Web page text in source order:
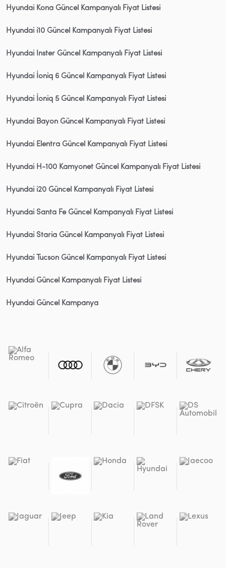
Hyundai Kona Güncel Kampanyalı Fiyat Listesi
Hyundai i10 Güncel Kampanyalı Fiyat Listesi
Hyundai Inster Güncel Kampanyalı Fiyat Listesi
Hyundai İoniq 6 Güncel Kampanyalı Fiyat Listesi
Hyundai İoniq 5 Güncel Kampanyalı Fiyat Listesi
Hyundai Bayon Güncel Kampanyalı Fiyat Listesi
Hyundai Elentra Güncel Kampanyalı Fiyat Listesi
Hyundai H-100 Kamyonet Güncel Kampanyalı Fiyat Listesi
Hyundai i20 Güncel Kampanyalı Fiyat Listesi
Hyundai Santa Fe Güncel Kampanyalı Fiyat Listesi
Hyundai Staria Güncel Kampanyalı Fiyat Listesi
Hyundai Tucson Güncel Kampanyalı Fiyat Listesi
Hyundai Güncel Kampanyalı Fiyat Listesi
Hyundai Güncel Kampanya